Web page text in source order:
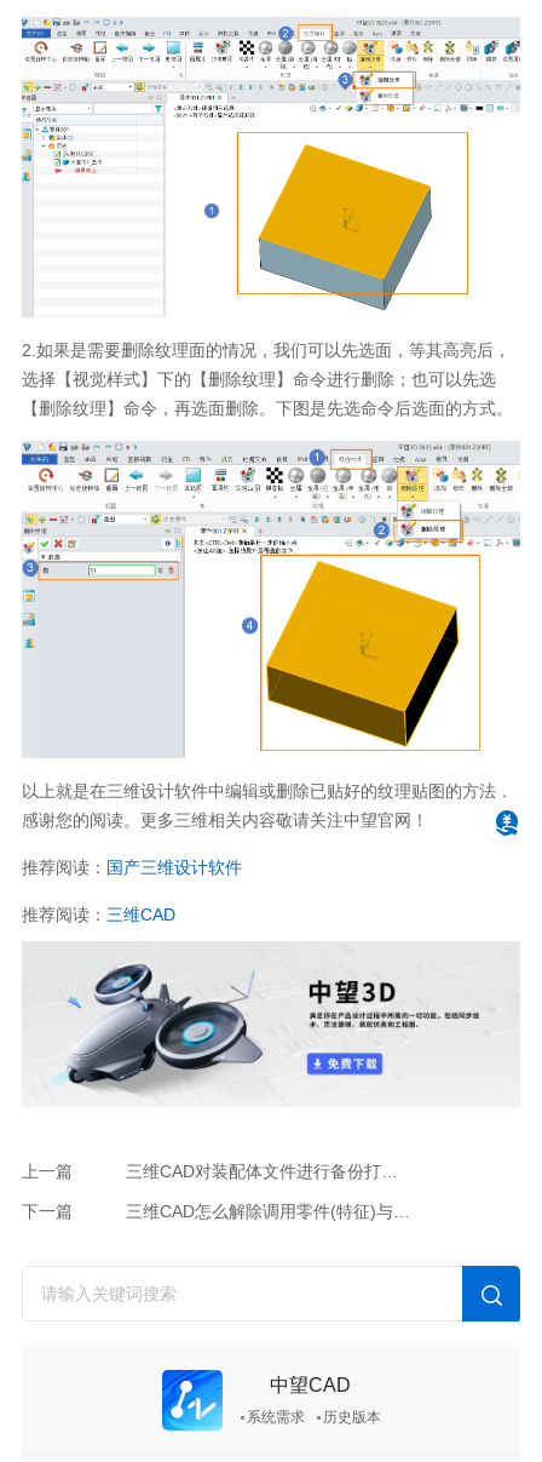
2.如果是需要删除纹理面的情况，我们可以先选面，等其高亮后，
选择【视觉样式】下的【删除纹理】命令进行删除；也可以先选
【删除纹理】命令，再选面删除。下图是先选命令后选面的方式。
以上就是在三维设计软件中编辑或删除已贴好的纹理贴图的方法，
感谢您的阅读。更多三维相关内容敬请关注中望官网！
推荐阅读： 国产三维设计软件
推荐阅读： 三维CAD
上一篇 三维CAD对装配体文件进行备份打包及重命名的方法
下一篇 三维CAD怎么解除调用零件(特征)与源文件(源特征)的关联链接
中望CAD
系统需求 历史版本